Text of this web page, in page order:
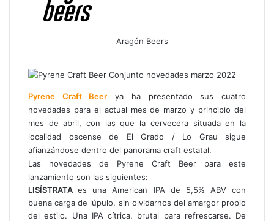
Aragón Beers
correo
electrónico
Pyrene Craft Beer ya ha presentado sus cuatro
novedades para el actual mes de marzo y principio del
mes de abril, con las que la cervecera situada en la
localidad oscense de El Grado / Lo Grau sigue
afianzándose dentro del panorama craft estatal.
Las novedades de Pyrene Craft Beer para este
lanzamiento son las siguientes:
LISÍSTRATAes una American IPA de 5,5% ABV con
buena carga de lúpulo, sin olvidarnos del amargor propio
del estilo. Una IPA cítrica, brutal para refrescarse. De